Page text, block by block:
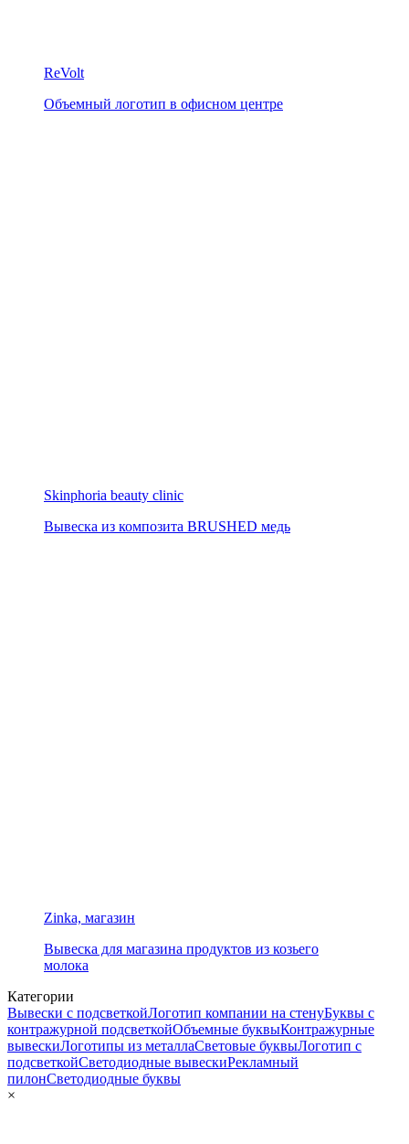
ReVolt
Объемный логотип в офисном центре
Skinphoria beauty clinic
Вывеска из композита BRUSHED медь
Zinka, магазин
Вывеска для магазина продуктов из козьего
молока
Категории
Вывески с подсветкойЛоготип компании на стенуБуквы с
контражурной подсветкойОбъемные буквыКонтражурные
вывескиЛоготипы из металлаСветовые буквыЛоготип с
подсветкойСветодиодные вывескиРекламный
пилонСветодиодные буквы
×